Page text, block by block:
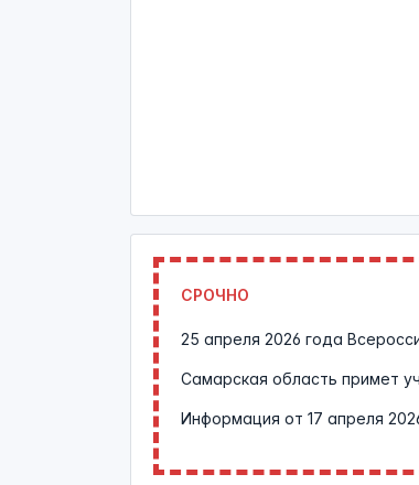
СРОЧНО
25 апреля 2026 года
Самарская область примет
Информация от 17 апреля